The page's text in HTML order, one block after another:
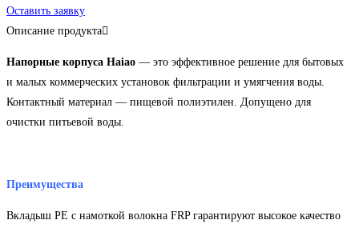
Оставить заявку
Описание продукта
Напорные корпуса Haiao — это эффективное решение для бытовых
и малых коммерческих установок фильтрации и умягчения воды.
Контактный материал — пищевой полиэтилен. Допущено для
очистки питьевой воды.
Преимущества
Вкладыш PE с намоткой волокна FRP гарантируют высокое качество